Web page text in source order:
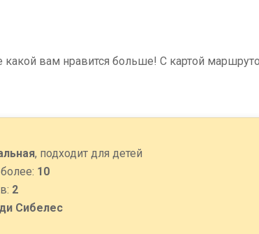
вам нравится больше! С картой
, подходит для детей
10
2
Сибелес